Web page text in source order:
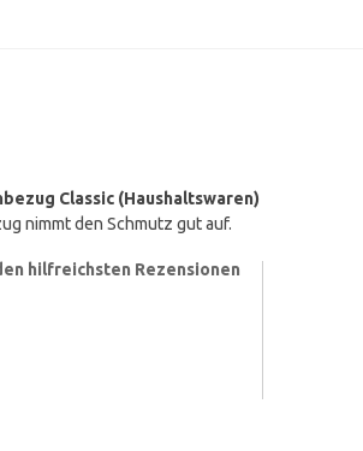
Classic (Haushaltswaren)
nimmt den Schmutz gut auf.
hilfreichsten Rezensionen